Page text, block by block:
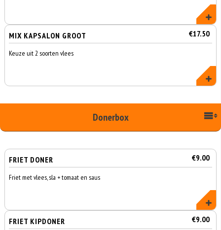
MIX KAPSALON GROOT €17.50
Keuze uit 2 soorten vlees
Donerbox
FRIET DONER €9.00
Friet met vlees, sla + tomaat en saus
FRIET KIPDONER €9.00